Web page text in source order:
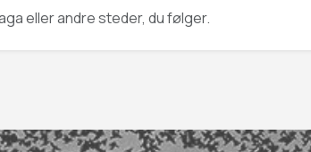
eller andre steder, du følger.